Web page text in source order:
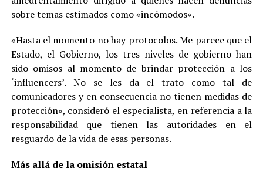
sobre temas estimados como «incómodos».
«Hasta el momento no hay protocolos. Me parece que el
Estado, el Gobierno, los tres niveles de gobierno han
sido omisos al momento de brindar protección a los
‘influencers’. No se les da el trato como tal de
comunicadores y en consecuencia no tienen medidas de
protección», consideró el especialista, en referencia a la
responsabilidad que tienen las autoridades en el
resguardo de la vida de esas personas.
Más allá de la omisión estatal